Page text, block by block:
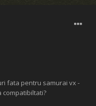
fata pentru samurai vx -
compatibiltati?